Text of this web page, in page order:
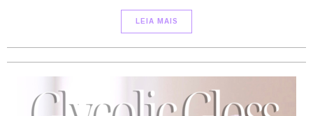
LEIA MAIS